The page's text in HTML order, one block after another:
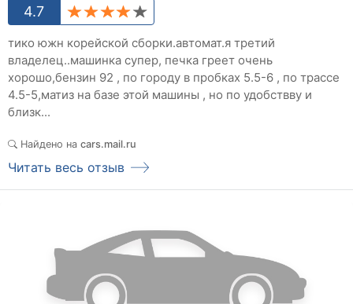
4.7
тико южн корейской сборки.автомат.я третий
владелец..машинка супер, печка греет очень
хорошо,бензин 92 , по городу в пробках 5.5-6 , по трассе
4.5-5,матиз на базе этой машины , но по удобствву и
близк...
Найдено на cars.mail.ru
Читать весь отзыв